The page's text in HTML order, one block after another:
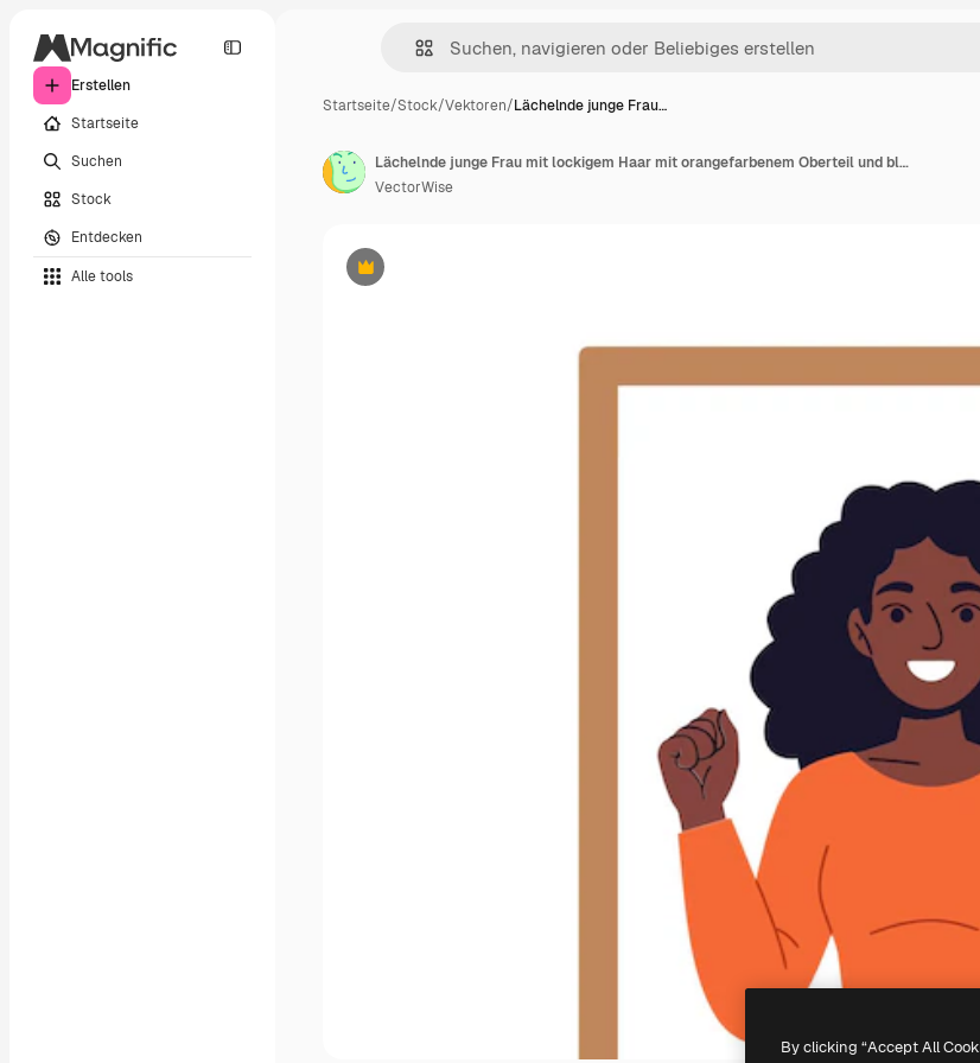
Erstellen
Startseite
Suchen
Stock
Entdecken
Alle tools
Startseite/Stock/Vektoren/Lächelnde junge Frau…
Premium
Lächelnde junge Frau mit lockigem Haar mit orangefarbenem Oberteil und blauem Rock feiert in einem Holzrahmen eine flache Vektorillustration
VectorWise
By clicking “Accept All